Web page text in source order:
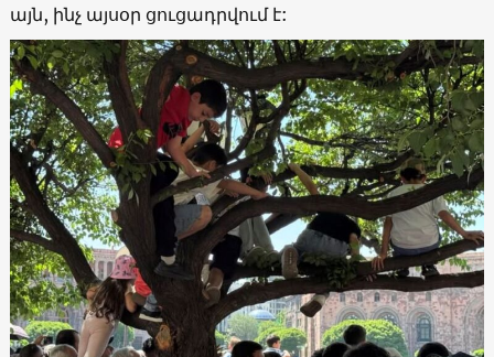
այն, ինչ այսօր ցուցադրվում է: